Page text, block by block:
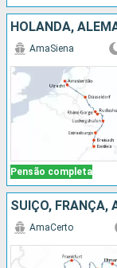
HOLANDA,
Pensão completa
AmaSiena
SUÍÇO, FRANÇA,
AmaCerto